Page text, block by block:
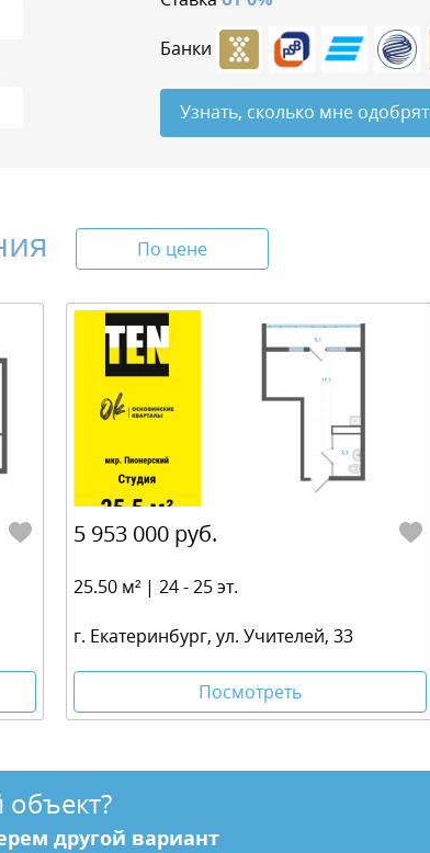
Банки
Узнать, сколько мне одобрят
По цене
5 953 000 руб.
25.50 м² | 24 - 25 эт.
г. Екатеринбург, ул. Учителей, 33
Посмотреть
другой вариант